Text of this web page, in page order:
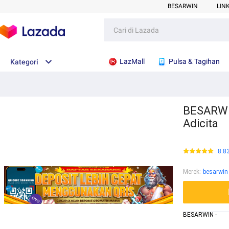
BESARWIN
Kategori LazMall Pulsa & Tagihan
Adicita
Merek: besarwin
BESARWIN -